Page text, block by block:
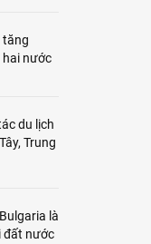
tăng
hai nước
du lịch
Trung
là
đất nước